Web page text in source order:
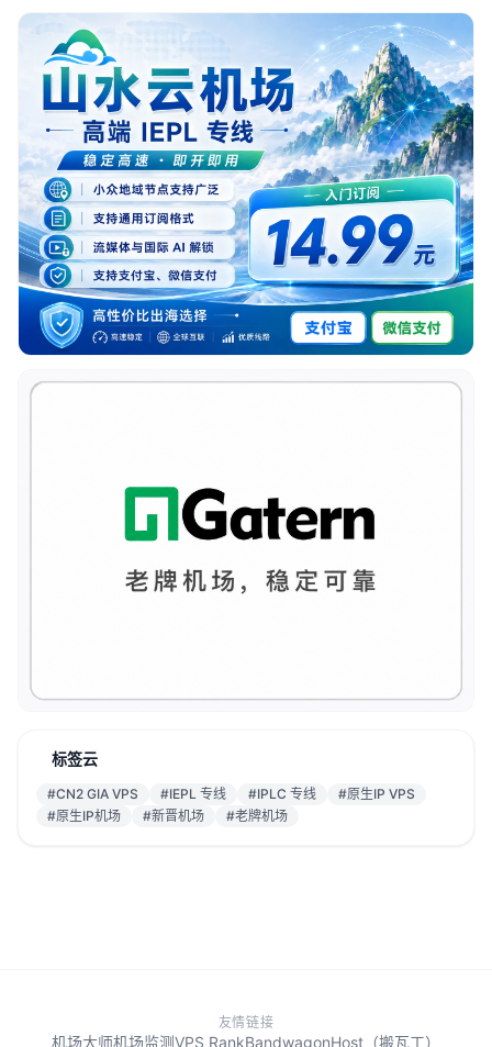
标签云
#CN2 GIA VPS #IEPL 专线 #IPLC 专线
#原生IP VPS
#原生IP机场
#新晋机场 #老牌机场
友情链接
机场大师机场监测VPS RankBandwagonHost（搬瓦工）